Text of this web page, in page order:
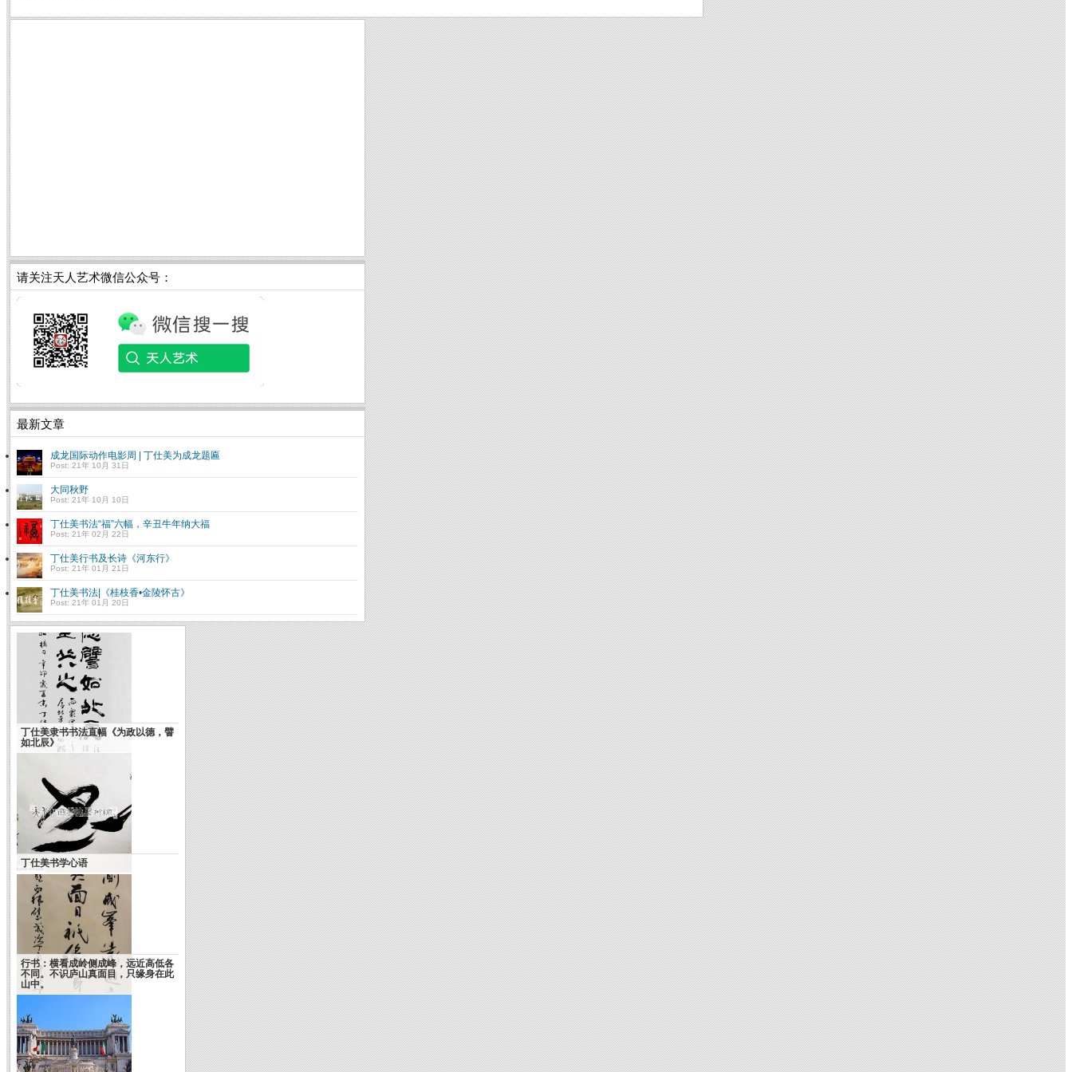
请关注天人艺术微信公众号：
最新文章
成龙国际动作电影周 | 丁仕美为成龙题匾
Post: 21年 10月 31日
大同秋野
Post: 21年 10月 10日
丁仕美书法“福”六幅，辛丑牛年纳大福
Post: 21年 02月 22日
丁仕美行书及长诗《河东行》
Post: 21年 01月 21日
丁仕美书法|《桂枝香•金陵怀古》
Post: 21年 01月 20日
丁仕美隶书书法直幅《为政以德，譬
如北辰》
丁仕美书学心语
肖云儒自说——书法程式与生命表达
行书：横看成岭侧成峰，远近高低各
不同。不识庐山真面目，只缘身在此
山中。